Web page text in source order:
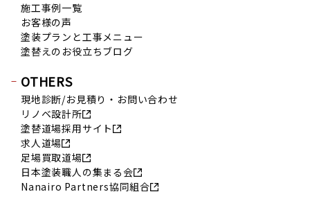
2019年1月 (8)
2018年10月 (17)
2018年9月 (14)
2018年7月 (19)
2018年6月 (11)
施工事例一覧
お客様の声
塗装プランと工事メニュー
塗替えのお役立ちブログ
OTHERS
現地診断/お見積り・お問い合わせ
リノベ設計所
塗替道場採用サイト
求人道場
足場買取道場
日本塗装職人の集まる会
Nanairo Partners協同組合